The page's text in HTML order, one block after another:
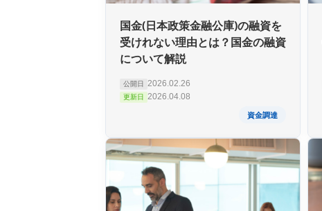
国金(日本政策金融公庫)の融資を
受けれない理由とは？国金の融資
について解説
公開日 2026.02.26
更新日 2026.04.08
資金調達